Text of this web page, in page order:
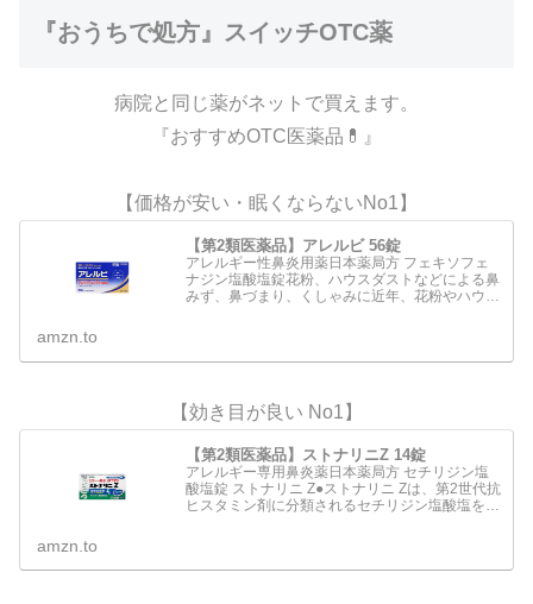
『おうちで処方』スイッチOTC薬
病院と同じ薬がネットで買えます。
『おすすめOTC医薬品💊』
【価格が安い・眠くならないNo1】
【第2類医薬品】アレルビ 56錠
アレルギー性鼻炎用薬日本薬局方 フェキソフェ
ナジン塩酸塩錠花粉、ハウスダストなどによる鼻
みず、鼻づまり、くしゃみに近年、花粉やハウス
amzn.to
【効き目が良い No1】
【第2類医薬品】ストナリニZ 14錠
アレルギー専用鼻炎薬日本薬局方 セチリジン塩
酸塩錠 ストナリニ Z●ストナリニ Zは、第2世代抗
ヒスタミン剤に分類されるセチリジン塩酸塩を配
amzn.to